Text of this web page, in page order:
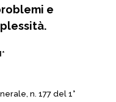
e
n. 177 del 1°